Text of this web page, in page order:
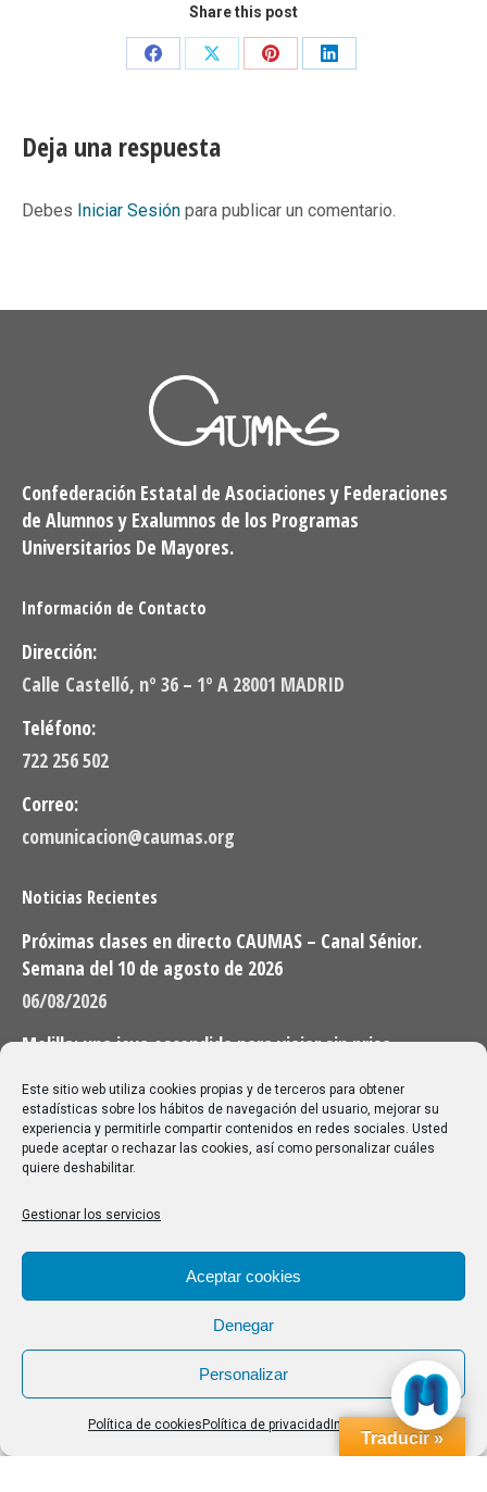
Este sitio web utiliza cookies propias y de terceros para obtener
estadísticas sobre los hábitos de navegación del usuario, mejorar su
experiencia y permitirle compartir contenidos en redes sociales. Usted
puede aceptar o rechazar las cookies, así como personalizar cuáles
quiere deshabilitar.
Gestionar los servicios
Aceptar cookies
Denegar
Personalizar
Política de cookies Política de privacidad Impressum
Share this post
Share
Share
Share
Share
Deja una respuesta
Debes Iniciar Sesión para publicar un comentario.
Confederación Estatal de Asociaciones y Federaciones
de Alumnos y Exalumnos de los Programas
Universitarios De Mayores.
Información de Contacto
Dirección:
Calle Castelló, nº 36 – 1º A 28001 MADRID
Teléfono:
722 256 502
Correo:
comunicacion@caumas.org
Noticias Recientes
Próximas clases en directo CAUMAS – Canal Sénior.
Semana del 10 de agosto de 2026
06/08/2026
Melilla: una joya escondida para viajar sin prisa
28/07/2026
Buscar
Buscar:
Aviso Legal|Política de privacidad|Política de cookies
Traducir »